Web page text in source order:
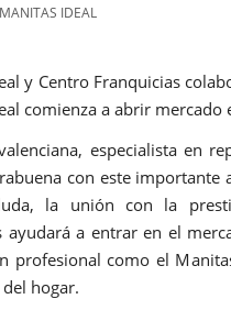
IDEAL
y Centro Franquicias
comienza a abrir mercado
especialista en
con este
la unión con la
ayudará a entrar en el
profesional como el
hogar.